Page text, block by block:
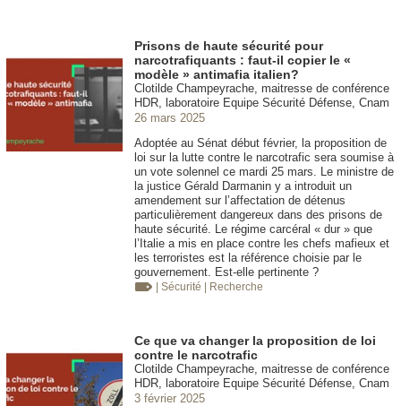
Prisons de haute sécurité pour
narcotrafiquants : faut-il copier le «
modèle » antimafia italien?
Clotilde Champeyrache, maitresse de conférence
HDR, laboratoire Equipe Sécurité Défense, Cnam
26 mars 2025
Adoptée au Sénat début février, la proposition de
loi sur la lutte contre le narcotrafic sera soumise à
un vote solennel ce mardi 25 mars. Le ministre de
la justice Gérald Darmanin y a introduit un
amendement sur l’affectation de détenus
particulièrement dangereux dans des prisons de
haute sécurité. Le régime carcéral « dur » que
l’Italie a mis en place contre les chefs mafieux et
les terroristes est la référence choisie par le
gouvernement. Est-elle pertinente ?
| Sécurité | Recherche
Ce que va changer la proposition de loi
contre le narcotrafic
Clotilde Champeyrache, maitresse de conférence
HDR, laboratoire Equipe Sécurité Défense, Cnam
3 février 2025